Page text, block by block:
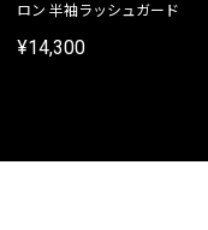
ロン 半袖ラッシュガード
¥14,300